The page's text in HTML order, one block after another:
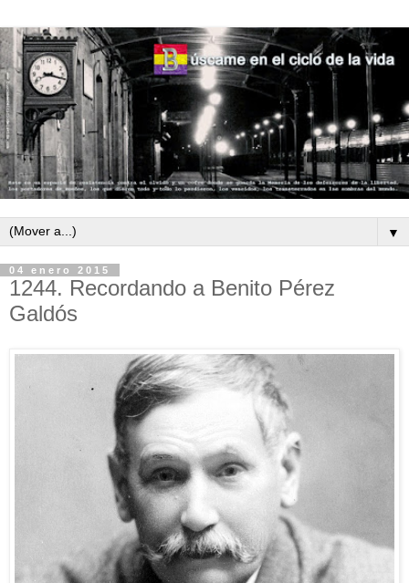
▼
04 enero 2015
1244. Recordando a Benito Pérez
Galdós